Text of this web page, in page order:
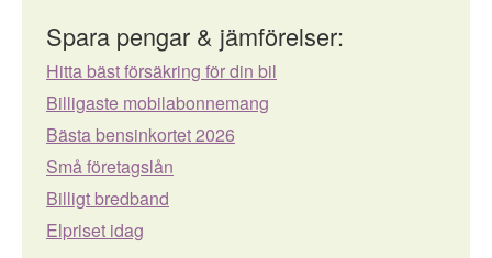
Spara pengar & jämförelser:
Hitta bäst försäkring för din bil
Billigaste mobilabonnemang
Bästa bensinkortet 2026
Små företagslån
Billigt bredband
Elpriset idag